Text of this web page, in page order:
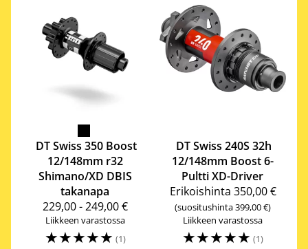
DT Swiss 350 Boost
12/148mm r32
Shimano/XD DBIS
takanapa
229,00 - 249,00 €
Liikkeen varastossa
☆☆☆☆☆ (1)
DT Swiss 240S 32h
12/148mm Boost 6-
Pultti XD-Driver
Erikoishinta 350,00 €
(suositushinta 399,00 €)
Liikkeen varastossa
☆☆☆☆☆ (1)